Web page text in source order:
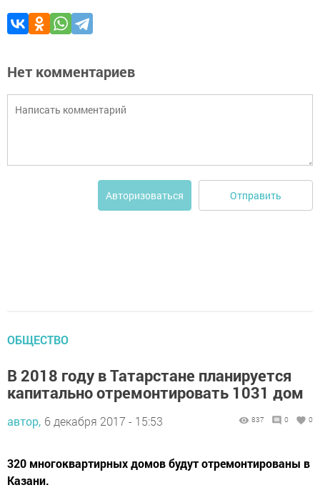
Нет комментариев
Авторизоваться Отправить
ОБЩЕСТВО
В 2018 году в Татарстане планируется
капитально отремонтировать 1031 дом
автор, 6 декабря 2017 - 15:53 837 0 0
320 многоквартирных домов будут отремонтированы в
Казани.